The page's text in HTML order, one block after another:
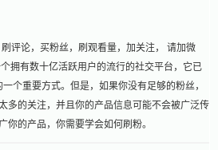
评论，买粉丝，刷观看量，加关注， 请加微
拥有数十亿活跃用户的流行的社交平台，它已
个重要方式。但是，如果你没有足够的粉丝，
多的关注，并且你的产品信息可能不会被广泛传
你的产品，你需要学会如何刷粉。